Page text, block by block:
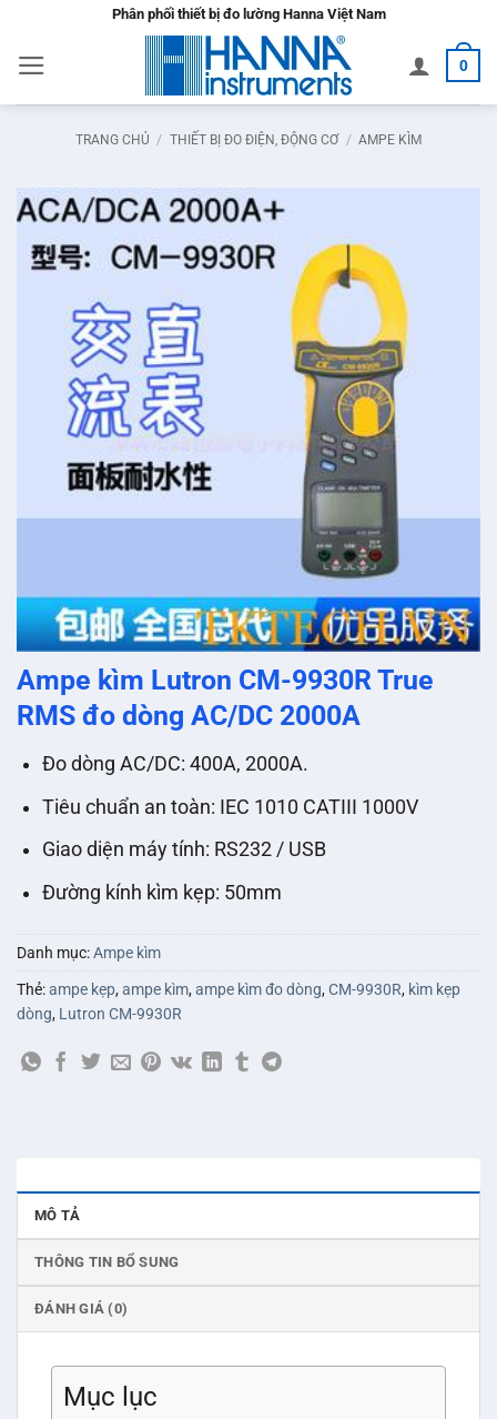
nội
dung
Phân phối thiết bị đo lường Hanna Việt Nam
0
TRANG CHỦ / THIẾT BỊ ĐO ĐIỆN, ĐỘNG CƠ / AMPE KÌM
Ampe kìm Lutron CM-9930R True
RMS đo dòng AC/DC 2000A
Đo dòng AC/DC: 400A, 2000A.
Tiêu chuẩn an toàn: IEC 1010 CATIII 1000V
Giao diện máy tính: RS232 / USB
Đường kính kìm kẹp: 50mm
Danh mục:Ampe kìm
Thẻ:ampe kẹp,ampe kìm,ampe kìm đo dòng,CM-9930R, kìm kẹp
dòng, Lutron CM-9930R
MÔ TẢ
THÔNG TIN BỔ SUNG
ĐÁNH GIÁ (0)
Mục lục